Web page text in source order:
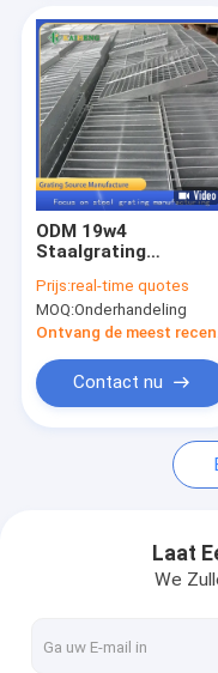
Producten
Ongeveer ons
Fabrieksreis
Kwaliteitscontrole
Nieuws
Gevallen
grating van het
Staalgrating
de vloer van het
ODM 19w4
Staalgrating
Water die goed
verzamelen
Prijs:real-time quotes
MOQ:Onderhandeling
Contact nu
Laat
We